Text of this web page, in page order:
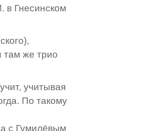
в Гнесинском
там же трио
учитывая
По такому
с Гумилёвым